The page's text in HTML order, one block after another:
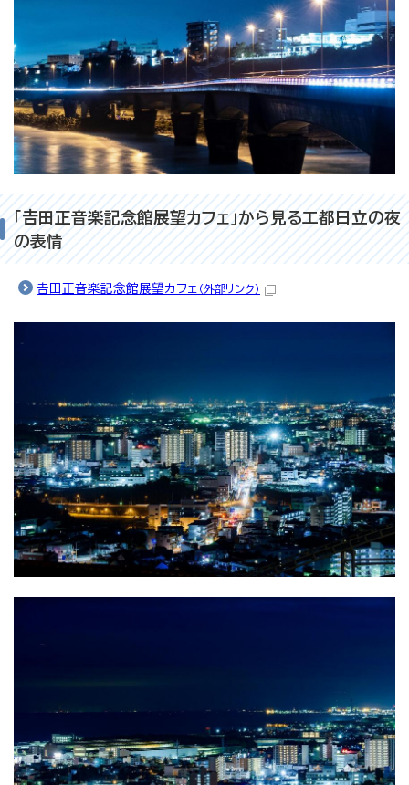
「𠮷田正音楽記念館展望カフェ」から見る工都日立の夜
の表情
𠮷田正音楽記念館展望カフェ （外部リンク）